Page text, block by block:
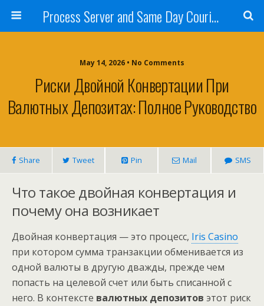
Process Server and Same Day Courier Services- San Diego|Orange County|Los Angeles
May 14, 2026 • No Comments
Риски Двойной Конвертации При
Валютных Депозитах: Полное Руководство
Share Tweet Pin Mail SMS
Что такое двойная конвертация и
почему она возникает
Двойная конвертация — это процесс, Iris Casino
при котором сумма транзакции обменивается из
одной валюты в другую дважды, прежде чем
попасть на целевой счет или быть списанной с
него. В контексте валютных депозитов этот риск